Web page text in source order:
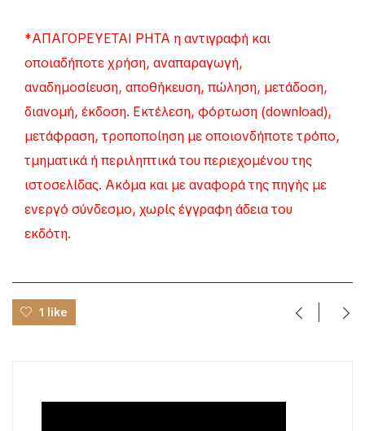
*ΑΠΑΓΟΡΕΥΕΤΑΙ ΡΗΤΑ η αντιγραφή και
οποιαδήποτε χρήση, αναπαραγωγή,
αναδημοσίευση, αποθήκευση, πώληση, μετάδοση,
διανομή, έκδοση. Εκτέλεση, φόρτωση (download),
μετάφραση, τροποποίηση με οποιονδήποτε τρόπο,
τμηματικά ή περιληπτικά του περιεχομένου της
ιστοσελίδας. Ακόμα και με αναφορά της πηγής με
ενεργό σύνδεσμο, χωρίς έγγραφη άδεια του
εκδότη.
1 like